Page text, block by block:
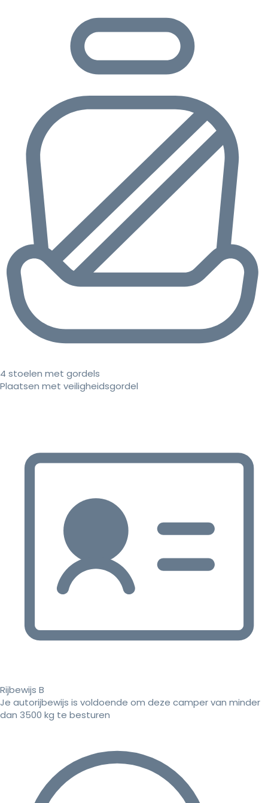
4 stoelen met gordels
Plaatsen met veiligheidsgordel
Rijbewijs B
Je autorijbewijs is voldoende om deze camper van minder
dan 3500 kg te besturen